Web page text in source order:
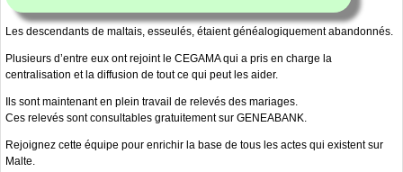
Les descendants de maltais, esseulés, étaient généalogiquement abandonnés.
Plusieurs d’entre eux ont rejoint le CEGAMA qui a pris en charge la
centralisation et la diffusion de tout ce qui peut les aider.
Ils sont maintenant en plein travail de relevés des mariages.
Ces relevés sont consultables gratuitement sur GENEABANK.
Rejoignez cette équipe pour enrichir la base de tous les actes qui existent sur
Malte.